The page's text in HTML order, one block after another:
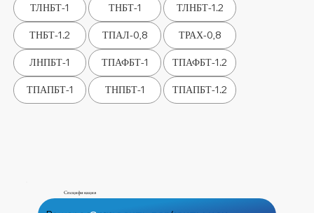
ТЛНБТ-1 ТНБТ-1 ТЛНБТ-1.2
ТНБТ-1.2 ТПАЛ-0,8 ТРАХ-0,8
ЛНПБТ-1 ТПАФБТ-1 ТПАФБТ-1.2
ТПАПБТ-1 ТНПБТ-1 ТПАПБТ-1.2
Спецификация